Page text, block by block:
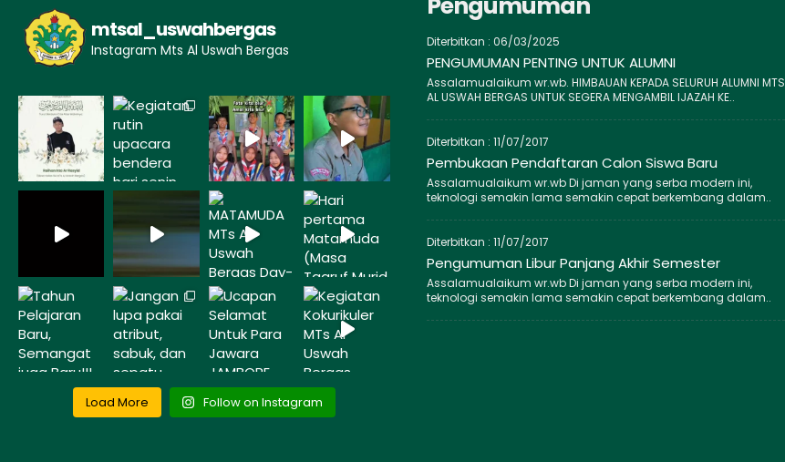
mtsal_uswahbergas
Instagram Mts Al Uswah Bergas
Load More Follow on Instagram
Diterbitkan : 06/03/2025
PENGUMUMAN PENTING UNTUK ALUMNI
Assalamualaikum wr.wb. HIMBAUAN KEPADA SELURUH ALUMNI MTS
AL USWAH BERGAS UNTUK SEGERA MENGAMBIL IJAZAH KE..
Diterbitkan : 11/07/2017
Pembukaan Pendaftaran Calon Siswa Baru
Assalamualaikum wr.wb Di jaman yang serba modern ini,
teknologi semakin lama semakin cepat berkembang dalam..
Diterbitkan : 11/07/2017
Pengumuman Libur Panjang Akhir Semester
Assalamualaikum wr.wb Di jaman yang serba modern ini,
teknologi semakin lama semakin cepat berkembang dalam..